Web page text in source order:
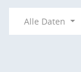
Alle Daten